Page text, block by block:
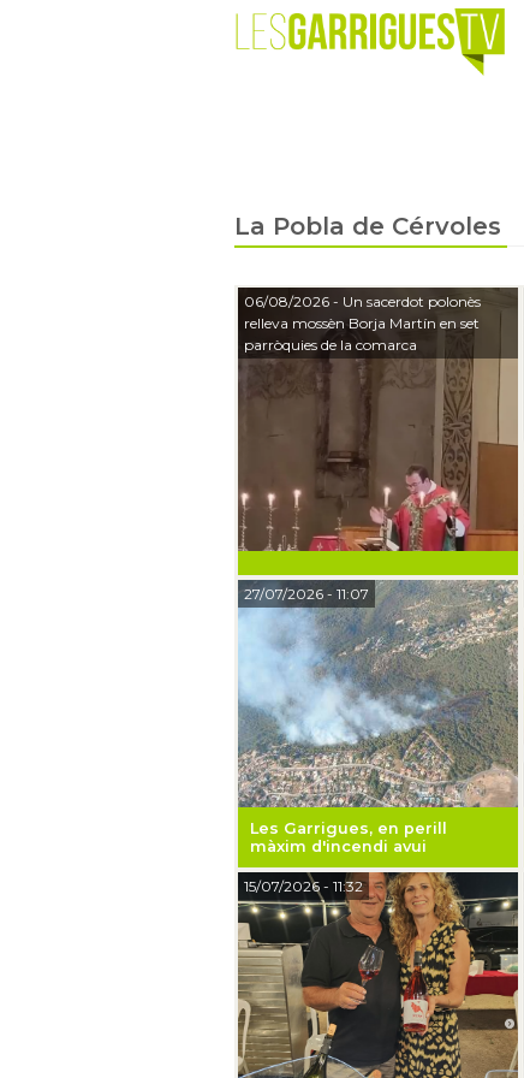
La Pobla de Cérvoles
06/08/2026- Un sacerdot polonès
relleva mossèn Borja Martín en set
parròquies de la comarca
Les Garrigues, en perill
màxim d'incendi avui
27/07/2026- 11:07
15/07/2026- 11:32